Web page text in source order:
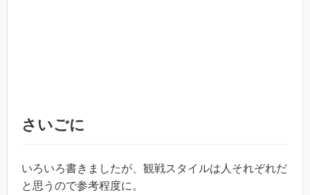
さいごに
いろいろ書きましたが、観戦スタイルは人それぞれだ
と思うので参考程度に。